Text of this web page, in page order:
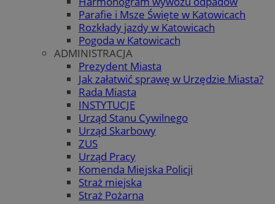
Parafie i Msze Święte w Katowicach
Rozkłady jazdy w Katowicach
Pogoda w Katowicach
ADMINISTRACJA
Prezydent Miasta
Jak załatwić sprawę w Urzędzie Miasta?
Rada Miasta
INSTYTUCJE
Urząd Stanu Cywilnego
Urząd Skarbowy
ZUS
Urząd Pracy
Komenda Miejska Policji
Straż miejska
Straż Pożarna